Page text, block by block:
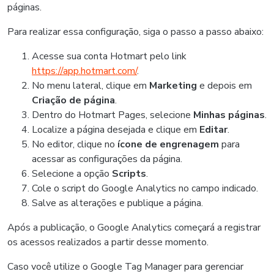
páginas.
Para realizar essa configuração, siga o passo a passo abaixo:
Acesse sua conta Hotmart pelo link
https://app.hotmart.com/.
No menu lateral, clique em Marketing e depois em
Criação de página.
Dentro do Hotmart Pages, selecione Minhas páginas.
Localize a página desejada e clique em Editar.
No editor, clique no ícone de engrenagem para
acessar as configurações da página.
Selecione a opção Scripts.
Cole o script do Google Analytics no campo indicado.
Salve as alterações e publique a página.
Após a publicação, o Google Analytics começará a registrar
os acessos realizados a partir desse momento.
Caso você utilize o Google Tag Manager para gerenciar